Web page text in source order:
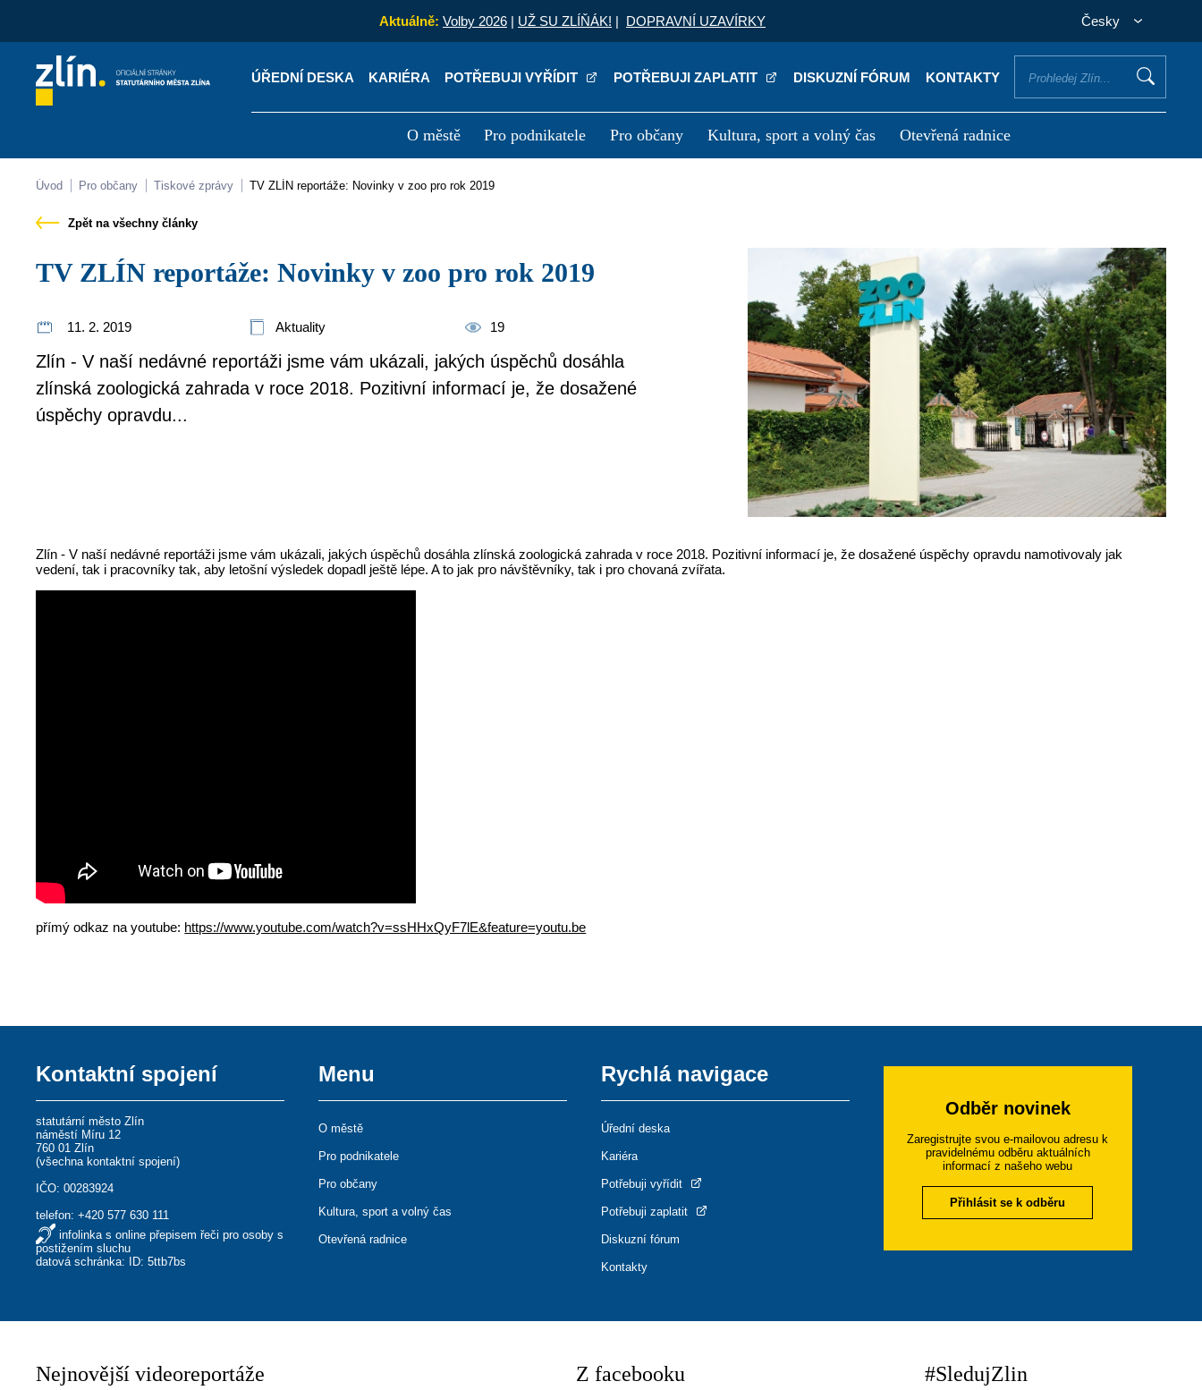
Aktuálně: Volby 2026 | UŽ SU ZLÍŇÁK! | DOPRAVNÍ UZAVÍRKY Česky
ÚŘEDNÍ DESKA KARIÉRA POTŘEBUJI VYŘÍDIT POTŘEBUJI ZAPLATIT DISKUZNÍ FÓRUM KONTAKTY
O městě Pro podnikatele Pro občany Kultura, sport a volný čas Otevřená radnice
Kontakty Úřední deska
Úvod Pro občany Tiskové zprávy TV ZLÍN reportáže: Novinky v zoo pro rok 2019
Zpět na všechny články
TV ZLÍN reportáže: Novinky v zoo pro rok 2019
11. 2. 2019 Aktuality 19
Zlín - V naší nedávné reportáži jsme vám ukázali, jakých úspěchů dosáhla
zlínská zoologická zahrada v roce 2018. Pozitivní informací je, že dosažené
úspěchy opravdu...
Zlín - V naší nedávné reportáži jsme vám ukázali, jakých úspěchů dosáhla zlínská zoologická zahrada v roce 2018. Pozitivní informací je, že dosažené úspěchy opravdu namotivovaly jak
vedení, tak i pracovníky tak, aby letošní výsledek dopadl ještě lépe. A to jak pro návštěvníky, tak i pro chovaná zvířata.
přímý odkaz na youtube: https://www.youtube.com/watch?v=ssHHxQyF7lE&feature=youtu.be
Kontaktní spojení
statutární město Zlín
náměstí Míru 12
760 01 Zlín
(všechna kontaktní spojení)
IČO: 00283924
telefon:+420 577 630 111
infolinka s online přepisem řeči pro osoby s
postižením sluchu
datová schránka: ID: 5ttb7bs
Menu
O městě
Pro podnikatele
Pro občany
Kultura, sport a volný čas
Otevřená radnice
Rychlá navigace
Úřední deska
Kariéra
Potřebuji vyřídit
Potřebuji zaplatit
Diskuzní fórum
Kontakty
Odběr novinek
Zaregistrujte svou e-mailovou adresu k
pravidelnému odběru aktuálních
informací z našeho webu
Přihlásit se k odběru
Nejnovější videoreportáže Z facebooku #SledujZlin